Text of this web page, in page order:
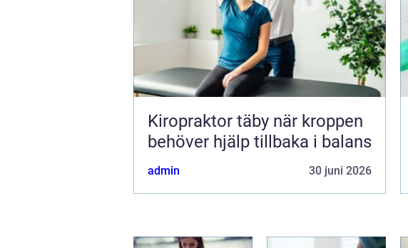
Kiropraktor täby när kroppen
behöver hjälp tillbaka i balans
admin 30 juni 2026